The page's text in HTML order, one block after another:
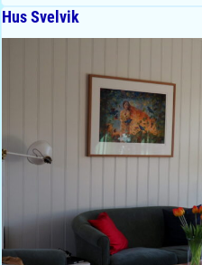
Hus Svelvik